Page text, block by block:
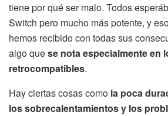
tiene por qué ser malo. Todos
Switch pero mucho más potente, y
hemos recibido con todas sus
algo quese nota especialmente en
retrocompatibles.
Hay ciertas cosas como la poca
los sobrecalentamientos y los